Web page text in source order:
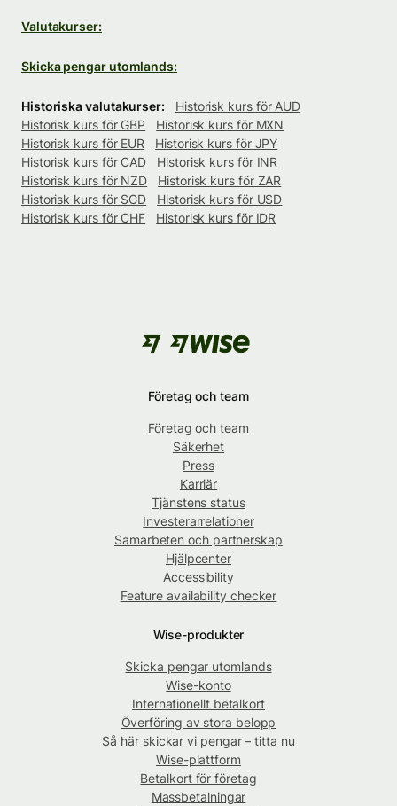
Valutakurser:
Skicka pengar utomlands:
Historiska valutakurser:
Historisk kurs för AUD
Historisk kurs för GBP
Historisk kurs för MXN
Historisk kurs för EUR
Historisk kurs för JPY
Historisk kurs för CAD
Historisk kurs för INR
Historisk kurs för NZD
Historisk kurs för ZAR
Historisk kurs för SGD
Historisk kurs för USD
Historisk kurs för CHF
Historisk kurs för IDR
Företag och team
Företag och team
Säkerhet
Press
Karriär
Tjänstens status
Investerarrelationer
Samarbeten och partnerskap
Hjälpcenter
Accessibility
Feature availability checker
Wise-produkter
Skicka pengar utomlands
Wise-konto
Internationellt betalkort
Överföring av stora belopp
Så här skickar vi pengar – titta nu
Wise-plattform
Betalkort för företag
Massbetalningar